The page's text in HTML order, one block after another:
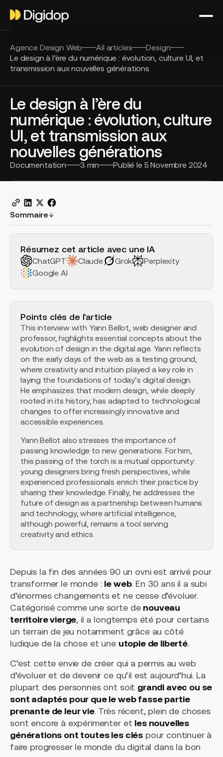
Agence Design Web All articles
Design
Le design à l’ère du numérique : évolution, culture UI, et
transmission aux nouvelles générations
Le design à l’ère du
numérique : évolution, culture
UI, et transmission aux
nouvelles générations
Documentation 3 min Publié le 5 Novembre 2024
Sommaire
Résumez cet article avec une IA
ChatGPT Claude Grok
Perplexity
Google AI
Points clés de l'article
This interview with Yann Bellot, web designer and
professor, highlights essential concepts about the
evolution of design in the digital age. Yann reflects
on the early days of the web as a testing ground,
where creativity and intuition played a key role in
laying the foundations of today’s digital design.
He emphasizes that modern design, while deeply
rooted in its history, has adapted to technological
changes to offer increasingly innovative and
accessible experiences.
Yann Bellot also stresses the importance of
passing knowledge to new generations. For him,
this passing of the torch is a mutual opportunity:
young designers bring fresh perspectives, while
experienced professionals enrich their practice by
sharing their knowledge. Finally, he addresses the
future of design as a partnership between humans
and technology, where artificial intelligence,
although powerful, remains a tool serving
creativity and ethics.
Depuis la fin des années 90 un ovni est arrivé pour
transformer le monde : le web. En 30 ans il a subi
d’énormes changements et ne cesse d’évoluer.
Catégorisé comme une sorte de nouveau
territoire vierge, il a longtemps été pour certains
un terrain de jeu notamment grâce au côté
ludique de la chose et une utopie de liberté.
C’est cette envie de créer qui a permis au web
d’évoluer et de devenir ce qu’il est aujourd’hui. La
plupart des personnes ont soit grandi avec ou se
sont adaptés pour que le web fasse partie
prenante de leur vie. Très récent, plein de choses
sont encore à expérimenter et les nouvelles
générations ont toutes les clés pour continuer à
faire progresser le monde du digital dans la bon